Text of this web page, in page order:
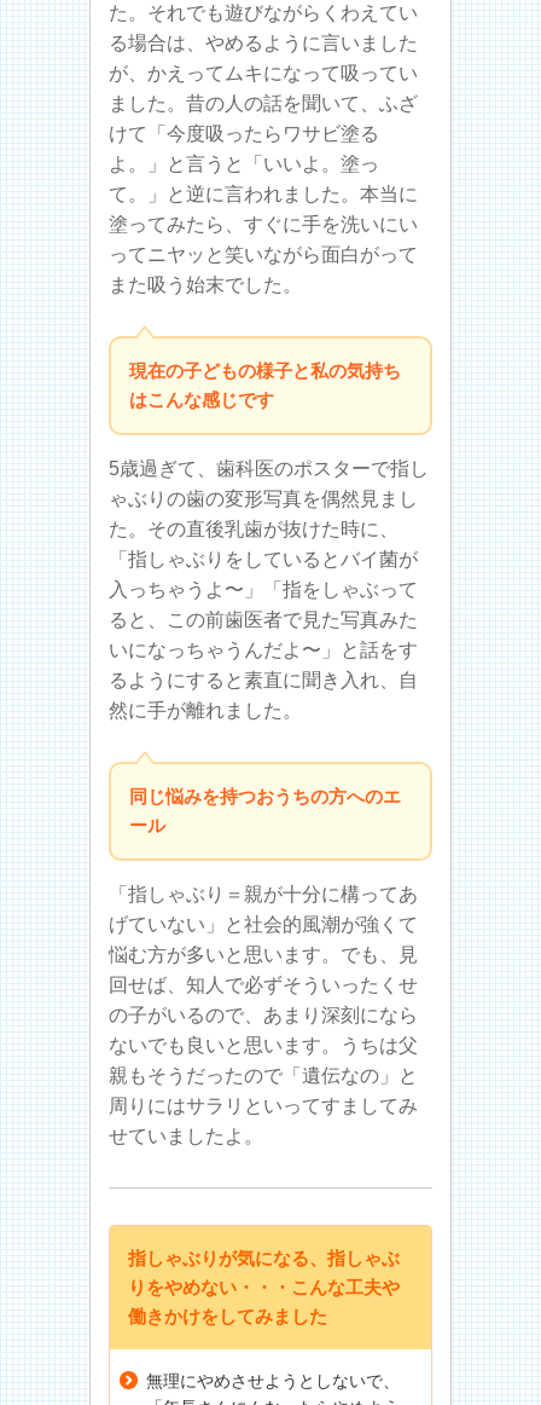
た。それでも遊びながらくわえてい
る場合は、やめるように言いました
が、かえってムキになって吸ってい
ました。昔の人の話を聞いて、ふざ
けて「今度吸ったらワサビ塗る
よ。」と言うと「いいよ。塗っ
て。」と逆に言われました。本当に
塗ってみたら、すぐに手を洗いにい
ってニヤッと笑いながら面白がって
また吸う始末でした。
現在の子どもの様子と私の気持ち
はこんな感じです
5歳過ぎて、歯科医のポスターで指し
ゃぶりの歯の変形写真を偶然見まし
た。その直後乳歯が抜けた時に、
「指しゃぶりをしているとバイ菌が
入っちゃうよ〜」「指をしゃぶって
ると、この前歯医者で見た写真みた
いになっちゃうんだよ〜」と話をす
るようにすると素直に聞き入れ、自
然に手が離れました。
同じ悩みを持つおうちの方へのエ
ール
「指しゃぶり＝親が十分に構ってあ
げていない」と社会的風潮が強くて
悩む方が多いと思います。でも、見
回せば、知人で必ずそういったくせ
の子がいるので、あまり深刻になら
ないでも良いと思います。うちは父
親もそうだったので「遺伝なの」と
周りにはサラリといってすましてみ
せていましたよ。
指しゃぶりが気になる、指しゃぶ
りをやめない・・・こんな工夫や
働きかけをしてみました
無理にやめさせようとしないで、